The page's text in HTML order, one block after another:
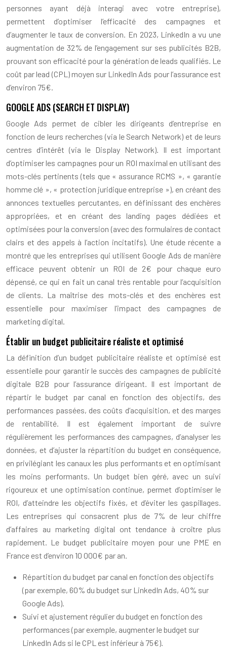
personnes ayant déjà interagi avec votre entreprise),
permettent d’optimiser l’efficacité des campagnes et
d’augmenter le taux de conversion. En 2023, LinkedIn a vu une
augmentation de 32% de l’engagement sur ses publicités B2B,
prouvant son efficacité pour la génération de leads qualifiés. Le
coût par lead (CPL) moyen sur LinkedIn Ads pour l’assurance est
d’environ 75€.
GOOGLE ADS (SEARCH ET DISPLAY)
Google Ads permet de cibler les dirigeants d’entreprise en
fonction de leurs recherches (via le Search Network) et de leurs
centres d’intérêt (via le Display Network). Il est important
d’optimiser les campagnes pour un ROI maximal en utilisant des
mots-clés pertinents (tels que « assurance RCMS », « garantie
homme clé », « protection juridique entreprise »), en créant des
annonces textuelles percutantes, en définissant des enchères
appropriées, et en créant des landing pages dédiées et
optimisées pour la conversion (avec des formulaires de contact
clairs et des appels à l’action incitatifs). Une étude récente a
montré que les entreprises qui utilisent Google Ads de manière
efficace peuvent obtenir un ROI de 2€ pour chaque euro
dépensé, ce qui en fait un canal très rentable pour l’acquisition
de clients. La maîtrise des mots-clés et des enchères est
essentielle pour maximiser l’impact des campagnes de
marketing digital.
Établir un budget publicitaire réaliste et optimisé
La définition d’un budget publicitaire réaliste et optimisé est
essentielle pour garantir le succès des campagnes de publicité
digitale B2B pour l’assurance dirigeant. Il est important de
répartir le budget par canal en fonction des objectifs, des
performances passées, des coûts d’acquisition, et des marges
de rentabilité. Il est également important de suivre
régulièrement les performances des campagnes, d’analyser les
données, et d’ajuster la répartition du budget en conséquence,
en privilégiant les canaux les plus performants et en optimisant
les moins performants. Un budget bien géré, avec un suivi
rigoureux et une optimisation continue, permet d’optimiser le
ROI, d’atteindre les objectifs fixés, et d’éviter les gaspillages.
Les entreprises qui consacrent plus de 7% de leur chiffre
d’affaires au marketing digital ont tendance à croître plus
rapidement. Le budget publicitaire moyen pour une PME en
France est d’environ 10 000€ par an.
Répartition du budget par canal en fonction des objectifs
(par exemple, 60% du budget sur LinkedIn Ads, 40% sur
Google Ads).
Suivi et ajustement régulier du budget en fonction des
performances (par exemple, augmenter le budget sur
LinkedIn Ads si le CPL est inférieur à 75€).